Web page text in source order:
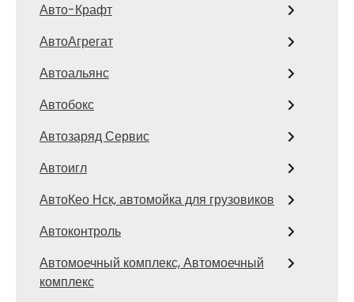
Авто-Крафт
АвтоАгрегат
Автоальянс
Автобокс
Автозаряд Сервис
Автоигл
АвтоКео Нск, автомойка для грузовиков
Автоконтроль
Автомоечный комплекс, Автомоечный
комплекс